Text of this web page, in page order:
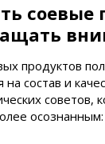
соевые
продуктов
состав и
советов,
осознанным: